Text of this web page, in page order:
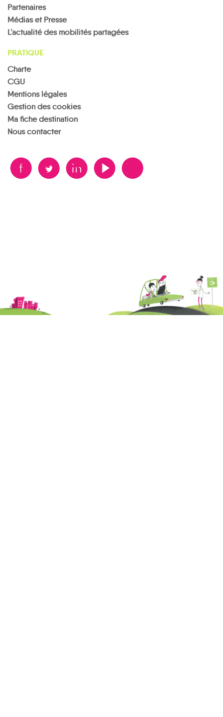
Partenaires
Médias et Presse
L’actualité des mobilités partagées
PRATIQUE
Charte
CGU
Mentions légales
Gestion des cookies
Ma fiche destination
Nous contacter
B A D F V